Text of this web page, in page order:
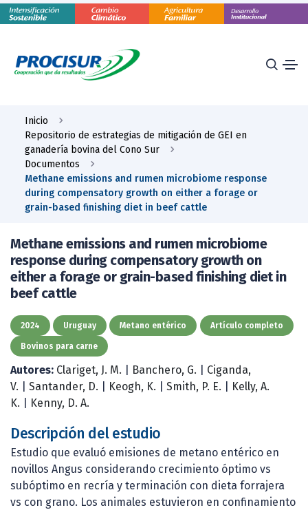
Inicio
Repositorio de estrategias de mitigación de GEI en
ganadería bovina del Cono Sur
Documentos
Methane emissions and rumen microbiome response
during compensatory growth on either a forage or
grain-based finishing diet in beef cattle
Methane emissions and rumen microbiome
response during compensatory growth on
either a forage or grain-based finishing diet in
beef cattle
2024 Uruguay Metano entérico Artículo completo
Bovinos para carne
Autores: Clariget, J. M. Banchero, G.
Ciganda,
V.
Santander, D. Keogh, K. Smith, P. E.
Kelly, A.
K.
Kenny, D. A.
Descripción del estudio
Estudio que evaluó emisiones de metano entérico en
novillos Angus considerando crecimiento óptimo vs
subóptimo en recría y terminación con dieta forrajera
vs con grano. Los animales estuvieron en confinamiento